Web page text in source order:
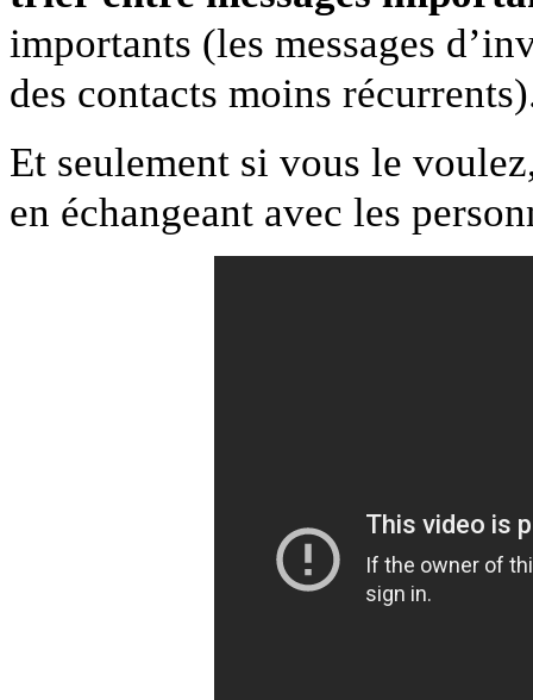
impor­tants (les mes­sages
des con­tacts moins
Et seule­ment si vous le
en échangeant avec les